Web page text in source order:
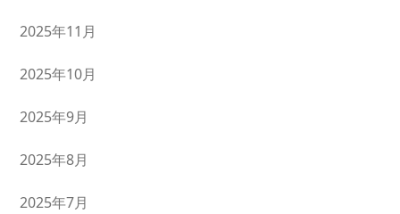
2025年11月
2025年10月
2025年9月
2025年8月
2025年7月